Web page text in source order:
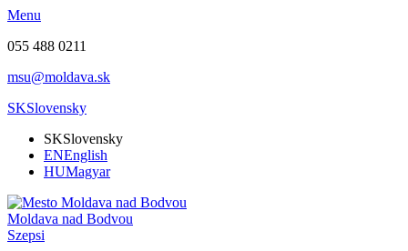
Menu
055 488 0211
msu@moldava.sk
SKSlovensky
SKSlovensky
ENEnglish
HUMagyar
Moldava nad Bodvou
Szepsi